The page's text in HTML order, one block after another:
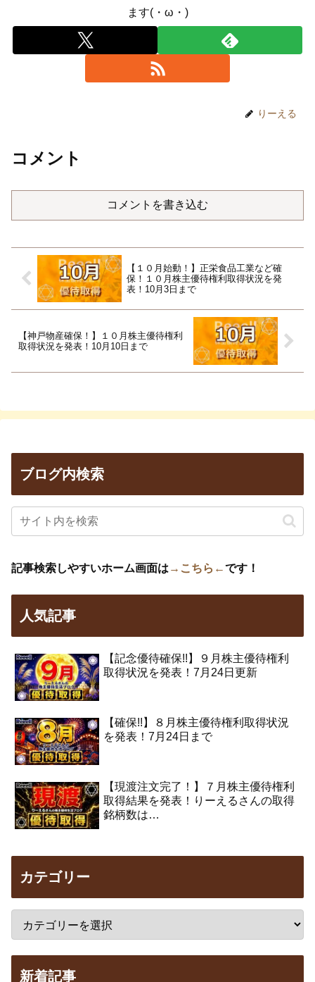
ます(・ω・)
りーえる
コメント
コメントを書き込む
【１０月始動！】正栄食品工業など確
保！１０月株主優待権利取得状況を発
表！10月3日まで
【神戸物産確保！】１０月株主優待権利
取得状況を発表！10月10日まで
ブログ内検索
記事検索しやすいホーム画面は →こちら←です！
人気記事
【記念優待確保!!】９月株主優待権利
取得状況を発表！7月24日更新
【確保!!】８月株主優待権利取得状況
を発表！7月24日まで
【現渡注文完了！】７月株主優待権利
取得結果を発表！りーえるさんの取得
銘柄数は…
カテゴリー
新着記事